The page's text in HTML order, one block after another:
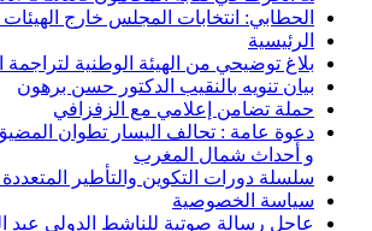
الحطابي: انتخابات المجلس خارج
الرئيسية
بلاغ توضيحي من الهيئة الوطنية
بيان تنويه بالنقيب الدكتور حسن برهون
حملة تضامن إعلامي مع الزفزافي
دعوة عامة : تحالف اليسار تطوان
و أحداث شمال المغرب
سلسلة دورات التكوين والتأطير
سياسة الخصوصية
عاجل رسالة صوتية للناشط الدولي عبد